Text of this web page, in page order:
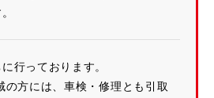
行っております。
方には、車検・修理とも引取